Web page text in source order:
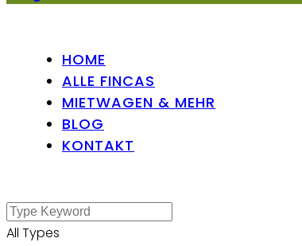
HOME
ALLE FINCAS
MIETWAGEN & MEHR
BLOG
KONTAKT
All Types